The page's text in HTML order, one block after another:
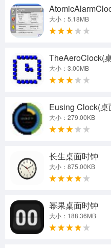
大小：5.18MB
TheAeroClock(
大小：3.00MB
Eusing Clock(桌
大小：279.00KB
长生桌面时钟
大小：875.00KB
幂果桌面时钟
大小：188.36MB